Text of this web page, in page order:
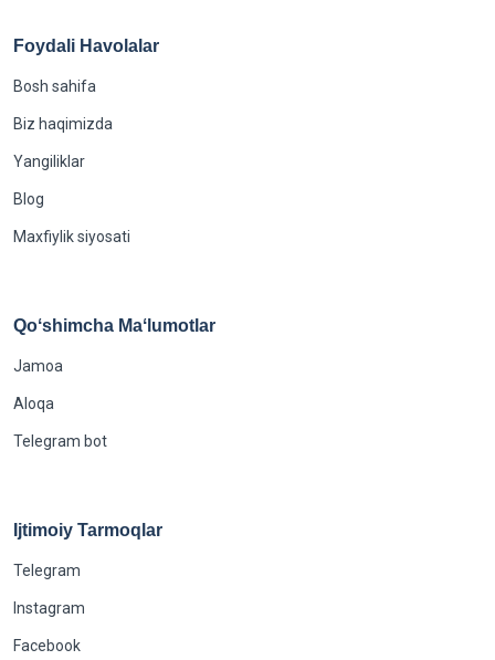
Foydali Havolalar
Bosh sahifa
Biz haqimizda
Yangiliklar
Blog
Maxfiylik siyosati
Qoʻshimcha Maʻlumotlar
Jamoa
Aloqa
Telegram bot
Ijtimoiy Tarmoqlar
Telegram
Instagram
Facebook